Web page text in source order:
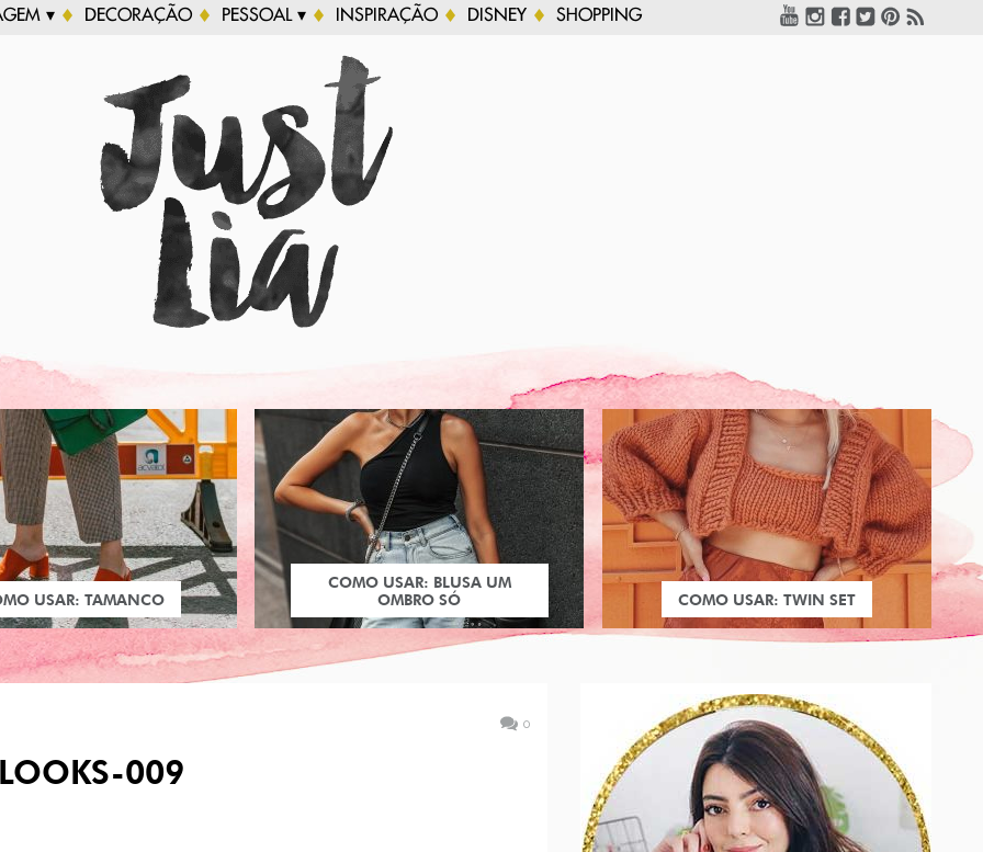
▾ DECORAÇÃO PESSOAL ▾ INSPIRAÇÃO DISNEY SHOPPING
USAR: TAMANCO
COMO USAR: BLUSA UM
OMBRO SÓ
COMO USAR: TWIN SET
0
009